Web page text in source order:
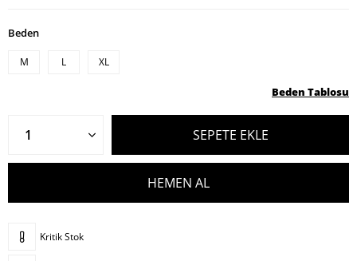
Beden
M L XL
Beden Tablosu
Kritik Stok